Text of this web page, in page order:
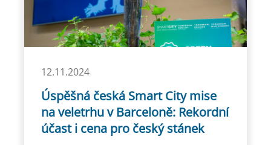
12.11.2024
Úspěšná česká Smart City mise
na veletrhu v Barceloně: Rekordní
účast i cena pro český stánek